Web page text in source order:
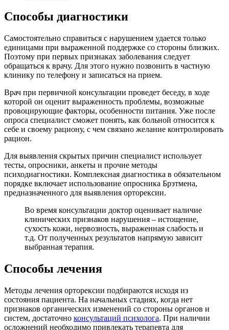
Способы диагностики
Самостоятельно справиться с нарушением удается только
единицами при выраженной поддержке со стороны близких.
Поэтому при первых признаках заболевания следует
обращаться к врачу. Для этого нужно позвонить в частную
клинику по телефону и записаться на прием.
Врач при первичной консультации проведет беседу, в ходе
которой он оценит выраженность проблемы, возможные
провоцирующие факторы, особенности питания. Уже после
опроса специалист сможет понять, как больной относится к
себе и своему рациону, с чем связано желание контролировать
рацион.
Для выявления скрытых причин специалист использует
тесты, опросники, анкеты и прочие методы
психодиагностики. Комплексная диагностика в обязательном
порядке включает использование опросника Брэтмена,
предназначенного для выявления орторексии.
Во время консультации доктор оценивает наличие
клинических признаков нарушения – истощение,
сухость кожи, нервозность, выраженная слабость и
т.д. От полученных результатов напрямую зависит
выбранная терапия.
Способы лечения
Методы лечения орторексии подбираются исходя из
состояния пациента. На начальных стадиях, когда нет
признаков органических изменений со стороны органов и
систем, достаточно консультаций психолога. При наличии
осложнений необходимо привлекать терапевта для